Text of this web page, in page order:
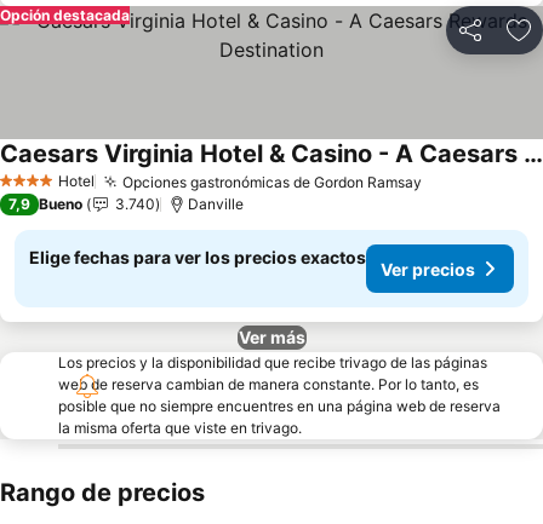
Compartir
Opción destacada
4 EstrellasHotel Opciones gastronómicas de Gordon Ramsay
Caesars Virginia Hotel & Casino - A Caesars Rewards Destination
7,9 Bueno 3.740 Danville
Elige fechas para ver los precios exactos
Ver precios
Ver más
Los precios y la disponibilidad que recibe trivago de las páginas
web de reserva cambian de manera constante. Por lo tanto, es
posible que no siempre encuentres en una página web de reserva
la misma oferta que viste en trivago.
Rango de precios